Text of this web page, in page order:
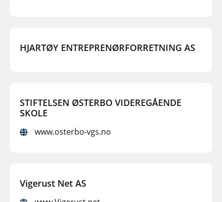
HJARTØY ENTREPRENØRFORRETNING AS
STIFTELSEN ØSTERBO VIDEREGÅENDE
SKOLE
www.osterbo-vgs.no
Vigerust Net AS